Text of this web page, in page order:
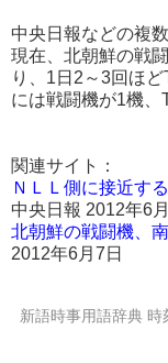
中央日報などの複
現在、北朝鮮の戦
り、1日2～3回ほ
には戦闘機が1機、
関連サイト：
ＮＬＬ側に接近す
中央日報 2012年6
北朝鮮の戦闘機、
2012年6月7日
新語時事用語辞典 時